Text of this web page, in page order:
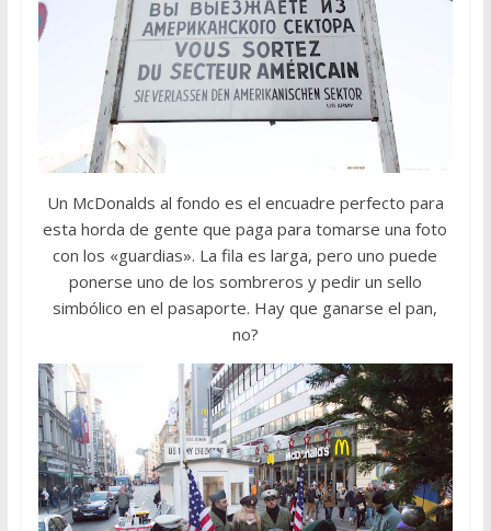
Un McDonalds al fondo es el encuadre perfecto para
esta horda de gente que paga para tomarse una foto
con los «guardias». La fila es larga, pero uno puede
ponerse uno de los sombreros y pedir un sello
simbólico en el pasaporte. Hay que ganarse el pan,
no?